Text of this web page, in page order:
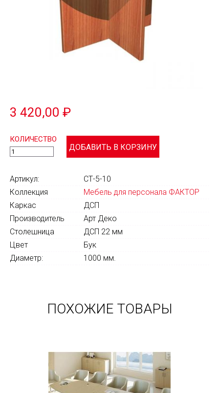
3 420,00 ₽
КОЛИЧЕСТВО
Артикул:
СТ-5-10
Коллекция
Мебель для персонала ФАКТОР
Каркас
ДСП
Производитель
Арт Деко
Столешница
ДСП 22 мм
Цвет
Бук
Диаметр:
1000 мм.
ПОХОЖИЕ ТОВАРЫ